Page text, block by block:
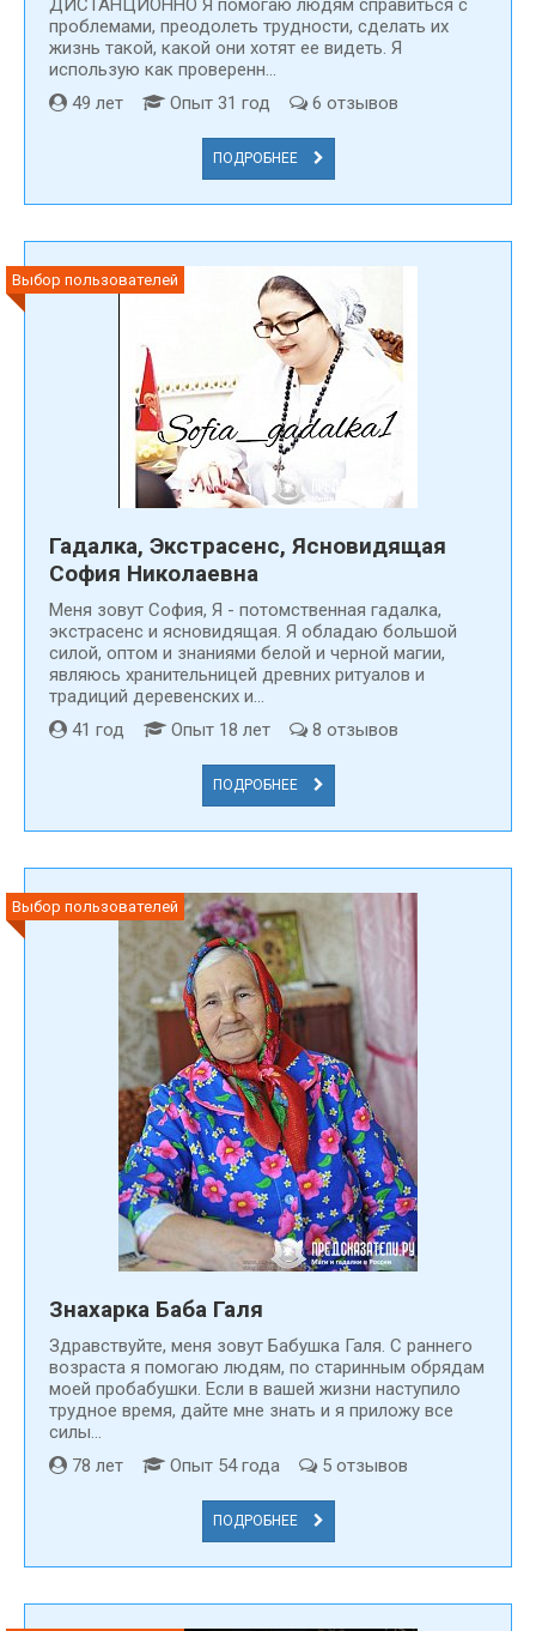
ДИСТАНЦИОННО Я помогаю людям справиться с
проблемами, преодолеть трудности, сделать их
жизнь такой, какой они хотят ее видеть. Я
использую как проверенн...
49 лет
Опыт 31 год 6 отзывов
ПОДРОБНЕЕ
Выбор пользователей
Гадалка, Экстрасенс, Ясновидящая
София Николаевна
Меня зовут Cофия, Я - потомственная гадалка,
экстрасенс и ясновидящая. Я обладаю большой
силой, оптом и знаниями белой и черной магии,
являюсь хранительницей древних ритуалов и
традиций деревенских и...
41 год
Опыт 18 лет 8 отзывов
ПОДРОБНЕЕ
Выбор пользователей
Знахарка Баба Галя
Здравствуйте, меня зовут Бабушка Галя. С раннего
возраста я помогаю людям, по старинным обрядам
моей пробабушки. Если в вашей жизни наступило
трудное время, дайте мне знать и я приложу все
силы...
78 лет
Опыт 54 года 5 отзывов
ПОДРОБНЕЕ